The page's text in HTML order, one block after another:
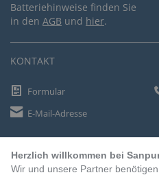
Batteriehinweise finden Sie
in den AGB und hier.
KONTAKT
Formular
E-Mail-Adresse
ZAHLUNGSARTEN
Herzlich willkommen bei
Wir und unsere Partner